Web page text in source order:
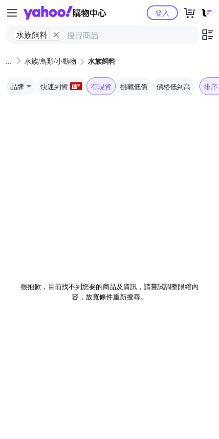
Yahoo購物中心
水族飼料
登入
水族/鳥類/小動物 水族飼料
品牌 快速到貨 有現貨 挑戰低價 價格低到高 排序
很抱歉，目前找不到您要的商品及資訊，請嘗試調整限縮內
容，放寬條件重新搜尋。